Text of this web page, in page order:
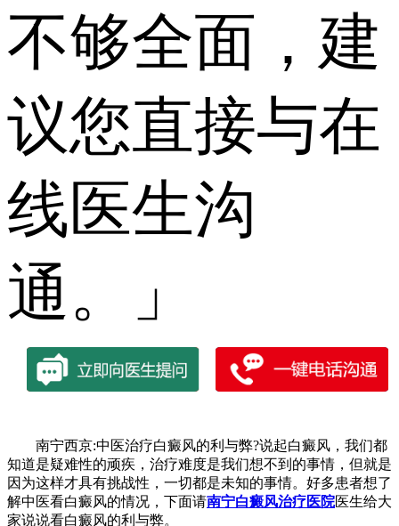
不够全面，建
议您直接与在
线医生沟
通。」
南宁西京:中医治疗白癜风的利与弊?说起白癜风，我们都
知道是疑难性的顽疾，治疗难度是我们想不到的事情，但就是
因为这样才具有挑战性，一切都是未知的事情。好多患者想了
解中医看白癜风的情况，下面请南宁白癜风治疗医院医生给大
家说说看白癜风的利与弊。